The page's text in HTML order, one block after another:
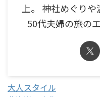
上。 神社めぐりや
50代夫婦の旅の
大人スタイル